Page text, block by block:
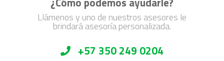
Llámenos y uno de nuestros asesores le
brindará asesoría personalizada.
+57 350 249 0204